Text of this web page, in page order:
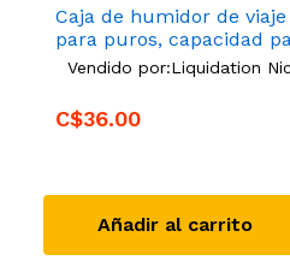
Caja de humidor de
para puros, capacidad
impermeable, a, sellado
PLAYWITH
Vendido por:Liquidation
C$36.00
Añadir al carrito